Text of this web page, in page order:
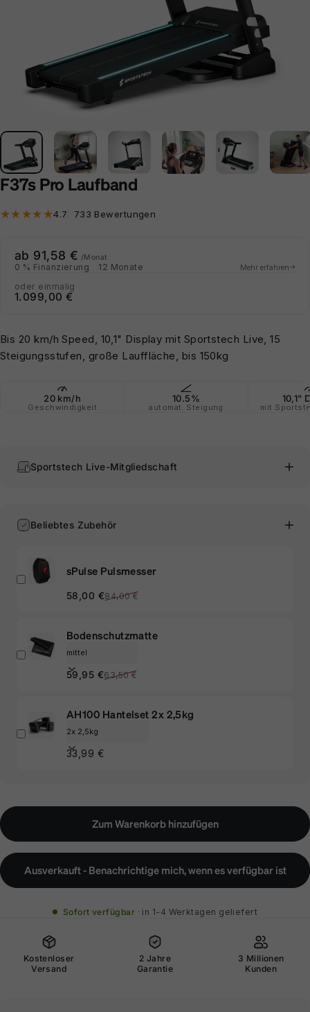
F37s Pro Laufband
4.7 733 Bewertungen
ab 91,58 € /Monat
0 % Finanzierung 12 Monate Mehr erfahren
oder einmalig
1.099,00 €
Bis 20 km/h Speed, 10,1" Display mit Sportstech Live, 15
Steigungsstufen, große Lauffläche, bis 150kg
20 km/h
Geschwindigkeit
10.5%
automat. Steigung
10,1"
mit
Sportstech Live-Mitgliedschaft
Beliebtes Zubehör
sPulse Pulsmesser
Verkaufspreis
58,00 €
Normaler Preis
84,00 €
Bodenschutzmatte
Verkaufspreis
59,95 €
Normaler Preis
63,50 €
AH100 Hantelset 2x 2,5kg
33,99 €
Zum Warenkorb hinzufügen
Ausverkauft - Benachrichtige mich, wenn es verfügbar ist
Sofort verfügbar in 1-4 Werktagen geliefert
Kostenloser
Versand
2 Jahre
Garantie
3 Millionen
Kunden